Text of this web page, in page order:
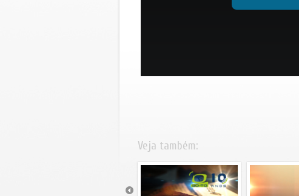
Veja também: